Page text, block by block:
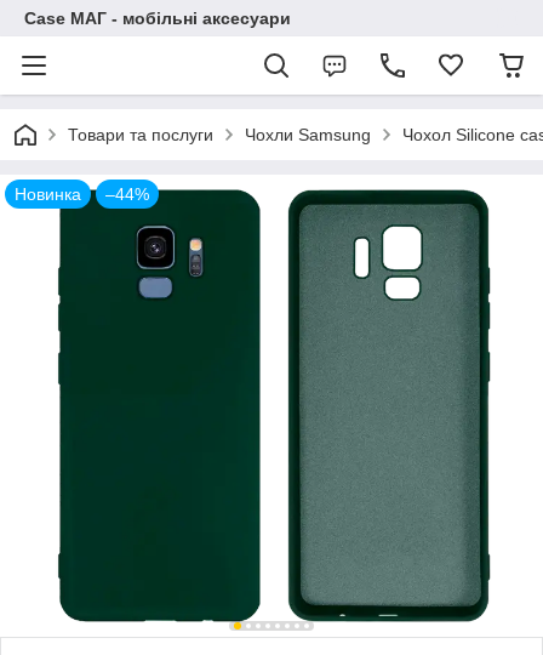
Case МАГ - мобільні аксесуари
Товари та послуги Чохли Samsung Чохол Silicone
Новинка –44%